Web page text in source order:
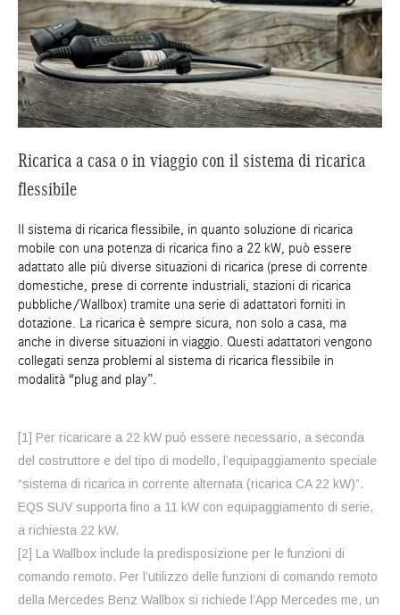
Ricarica a casa o in viaggio con il sistema di ricarica
flessibile
Il sistema di ricarica flessibile, in quanto soluzione di ricarica
mobile con una potenza di ricarica fino a 22 kW, può essere
adattato alle più diverse situazioni di ricarica (prese di corrente
domestiche, prese di corrente industriali, stazioni di ricarica
pubbliche/Wallbox) tramite una serie di adattatori forniti in
dotazione. La ricarica è sempre sicura, non solo a casa, ma
anche in diverse situazioni in viaggio. Questi adattatori vengono
collegati senza problemi al sistema di ricarica flessibile in
modalità “plug and play”.
[1] Per ricaricare a 22 kW può essere necessario, a seconda
del costruttore e del tipo di modello, l’equipaggiamento speciale
“sistema di ricarica in corrente alternata (ricarica CA 22 kW)”.
EQS SUV supporta fino a 11 kW con equipaggiamento di serie,
a richiesta 22 kW.
[2] La Wallbox include la predisposizione per le funzioni di
comando remoto. Per l’utilizzo delle funzioni di comando remoto
della Mercedes Benz Wallbox si richiede l’App Mercedes me, un